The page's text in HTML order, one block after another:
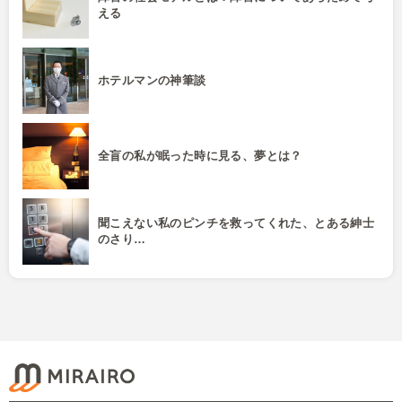
える
ホテルマンの神筆談
全盲の私が眠った時に見る、夢とは？
聞こえない私のピンチを救ってくれた、とある紳士
のさり…